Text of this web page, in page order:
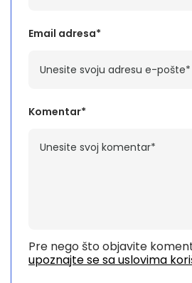
Komentar*
Pre nego što objavite
upoznajte se sa uslovima
Email adresa*